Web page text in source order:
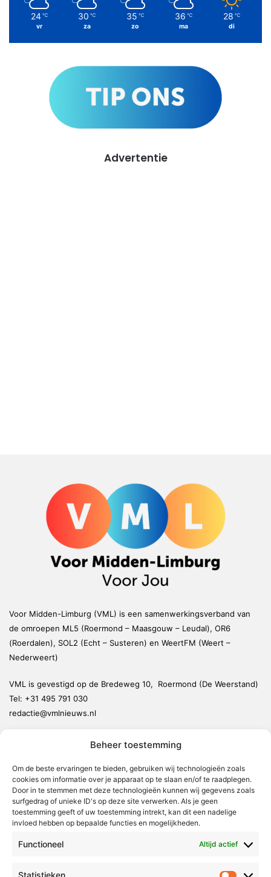
Beheer toestemming
Om de beste ervaringen te bieden, gebruiken wij technologieën zoals
cookies om informatie over je apparaat op te slaan en/of te raadplegen.
Door in te stemmen met deze technologieën kunnen wij gegevens zoals
surfgedrag of unieke ID's op deze site verwerken. Als je geen
toestemming geeft of uw toestemming intrekt, kan dit een nadelige
invloed hebben op bepaalde functies en mogelijkheden.
Functioneel Altijd actief
Statistieken
24 ℃
vr
30 ℃
za
35 ℃
zo
36 ℃
ma
28 ℃
di
Advertentie
Voor Midden-Limburg (VML) is een samenwerkingsverband van
de omroepen ML5 (Roermond – Maasgouw – Leudal), OR6
(Roerdalen), SOL2 (Echt – Susteren) en WeertFM (Weert –
Nederweert)
VML is gevestigd op de Bredeweg 10, Roermond (De Weerstand)
Tel: +31 495 791 030
redactie@vmlnieuws.nl
Leudal
Maasgouw
Echt-Susteren